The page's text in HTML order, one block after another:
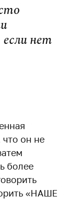
нет
он не
более
«НАШЕ